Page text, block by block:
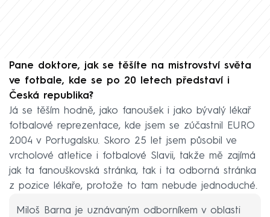
Pane doktore, jak se těšíte na mistrovství světa
ve fotbale, kde se po 20 letech představí i
Česká republika?
Já se těším hodně, jako fanoušek i jako bývalý lékař
fotbalové reprezentace, kde jsem se zúčastnil EURO
2004 v Portugalsku. Skoro 25 let jsem působil ve
vrcholové atletice i fotbalové Slavii, takže mě zajímá
jak ta fanouškovská stránka, tak i ta odborná stránka
z pozice lékaře, protože to tam nebude jednoduché.
Miloš Barna je uznávaným odborníkem v oblasti